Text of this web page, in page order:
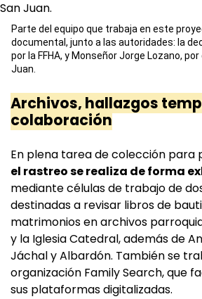
Parte del equipo que trabaja en este
documental, junto a las autoridades: la
por la FFHA, y Monseñor Jorge Lozano,
Juan.
Archivos, hallazgos
colaboración
En plena tarea de colección para
el rastreo se realiza de forma
mediante células de trabajo de
destinadas a revisar libros de
matrimonios en archivos
y la Iglesia Catedral, además de
Jáchal y Albardón. También se
organización Family Search, que
sus plataformas digitalizadas.